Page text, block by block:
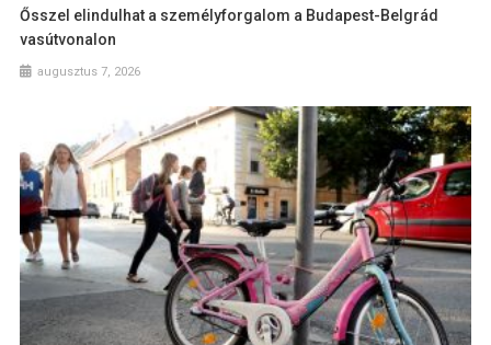
Ősszel elindulhat a személyforgalom a Budapest-Belgrád
vasútvonalon
augusztus 7, 2026